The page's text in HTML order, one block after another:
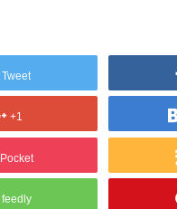
Tweet
+1
Pocket
feedly